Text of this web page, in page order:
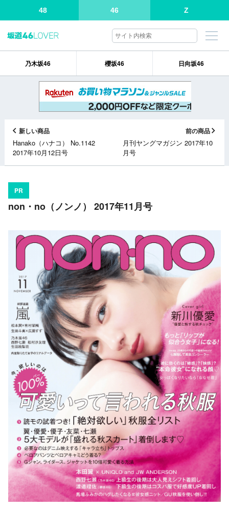
48 46 Z
乃木坂46 櫻坂46 日向坂46
新しい商品
Hanako（ハナコ） No.1142
2017年10月12日号
前の商品
月刊ヤングマガジン 2017年10
月号
PR
non・no（ノンノ） 2017年11月号